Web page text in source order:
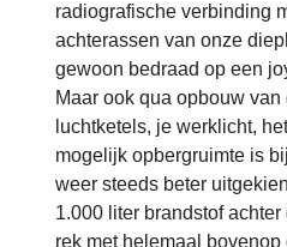
radiografische verbinding
achterassen van onze
gewoon bedraad op een
Maar ook qua opbouw van
luchtketels, je werklicht,
mogelijk opbergruimte is
weer steeds beter
1.000 liter brandstof
rek met helemaal